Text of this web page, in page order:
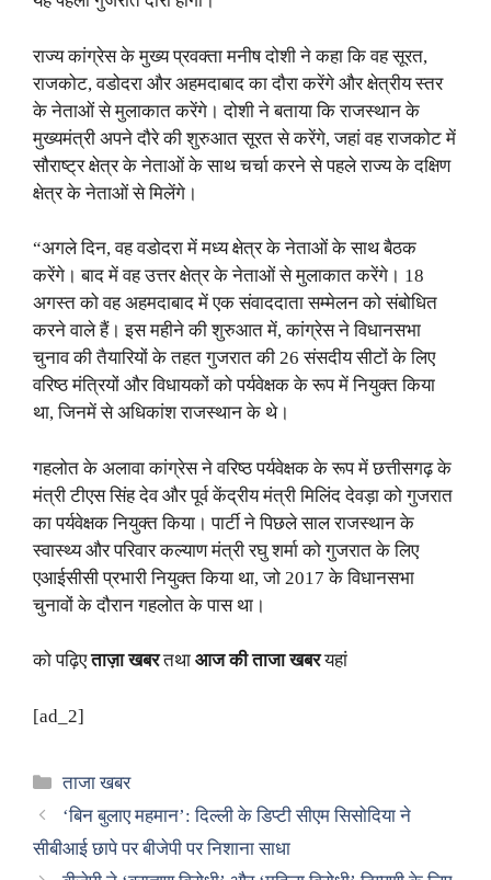
राज्य कांग्रेस के मुख्य प्रवक्ता मनीष दोशी ने कहा कि वह सूरत,
राजकोट, वडोदरा और अहमदाबाद का दौरा करेंगे और क्षेत्रीय स्तर
के नेताओं से मुलाकात करेंगे। दोशी ने बताया कि राजस्थान के
मुख्यमंत्री अपने दौरे की शुरुआत सूरत से करेंगे, जहां वह राजकोट में
सौराष्ट्र क्षेत्र के नेताओं के साथ चर्चा करने से पहले राज्य के दक्षिण
क्षेत्र के नेताओं से मिलेंगे।
“अगले दिन, वह वडोदरा में मध्य क्षेत्र के नेताओं के साथ बैठक
करेंगे। बाद में वह उत्तर क्षेत्र के नेताओं से मुलाकात करेंगे। 18
अगस्त को वह अहमदाबाद में एक संवाददाता सम्मेलन को संबोधित
करने वाले हैं। इस महीने की शुरुआत में, कांग्रेस ने विधानसभा
चुनाव की तैयारियों के तहत गुजरात की 26 संसदीय सीटों के लिए
वरिष्ठ मंत्रियों और विधायकों को पर्यवेक्षक के रूप में नियुक्त किया
था, जिनमें से अधिकांश राजस्थान के थे।
गहलोत के अलावा कांग्रेस ने वरिष्ठ पर्यवेक्षक के रूप में छत्तीसगढ़ के
मंत्री टीएस सिंह देव और पूर्व केंद्रीय मंत्री मिलिंद देवड़ा को गुजरात
का पर्यवेक्षक नियुक्त किया। पार्टी ने पिछले साल राजस्थान के
स्वास्थ्य और परिवार कल्याण मंत्री रघु शर्मा को गुजरात के लिए
एआईसीसी प्रभारी नियुक्त किया था, जो 2017 के विधानसभा
चुनावों के दौरान गहलोत के पास था।
को पढ़िएताज़ा खबरतथा आज की ताजा खबरयहां
[ad_2]
Categories
ताजा खबर
‘बिन बुलाए महमान’: दिल्ली के डिप्टी सीएम सिसोदिया ने
सीबीआई छापे पर बीजेपी पर निशाना साधा